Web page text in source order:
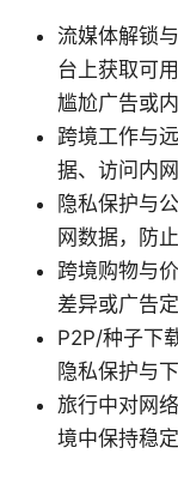
流媒体解锁
台上获取可
尴尬广告或内
跨境工作与
据、访问内
隐私保护与
网数据，防
跨境购物与
差异或广告
P2P/种子下
隐私保护与
旅行中对网
境中保持稳